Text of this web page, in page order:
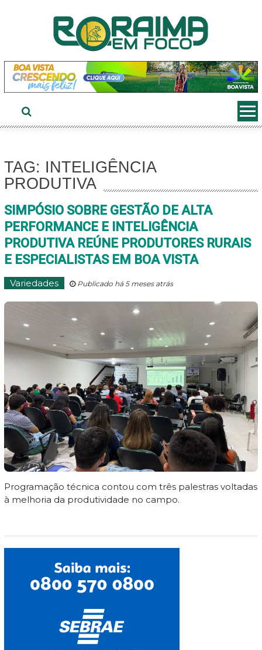
TAG: INTELIGÊNCIA
PRODUTIVA
SIMPÓSIO SOBRE GESTÃO DE ALTA
PERFORMANCE E INTELIGÊNCIA
PRODUTIVA REÚNE PRODUTORES RURAIS
E ESPECIALISTAS EM BOA VISTA
Variedades Publicado há 5 meses atrás
Programação técnica contou com três palestras voltadas
à melhoria da produtividade no campo.